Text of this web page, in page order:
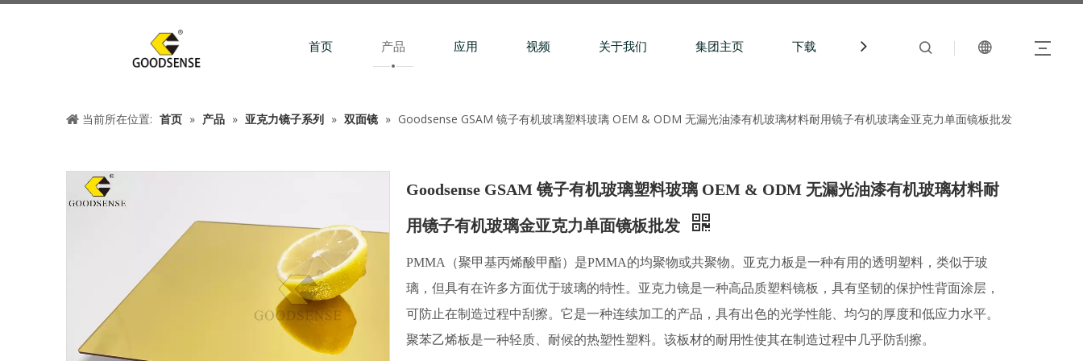
首页 产品 应用 视频 关于我们 集团主页 下载 中文站
当前所在位置: 首页 » 产品 » 亚克力镜子系列 » 双面镜 » Goodsense GSAM 镜子有机玻璃塑料玻璃 OEM & ODM 无漏光油漆有机玻璃材料耐用镜​​子有机玻璃金亚克力单面镜板批发
Goodsense GSAM 镜子有机玻璃塑料玻璃 OEM & ODM 无漏光油漆有机玻璃材料耐
用镜​​子有机玻璃金亚克力单面镜板批发
PMMA（聚甲基丙烯酸甲酯）是PMMA的均聚物或共聚物。亚克力板是一种有用的透明塑料，类似于玻
璃，但具有在许多方面优于玻璃的特性。亚克力镜是一种高品质塑料镜板，具有坚韧的保护性背面涂层，
可防止在制造过程中刮擦。它是一种连续加工的产品，具有出色的光学性能、均匀的厚度和低应力水平。
聚苯乙烯板是一种轻质、耐候的热塑性塑料。该板材的耐用性使其在制造过程中几乎防刮擦。